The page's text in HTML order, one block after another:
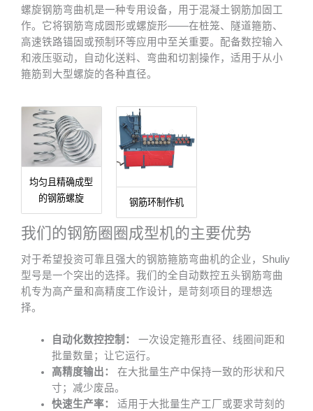
螺旋钢筋弯曲机是一种专用设备，用于混凝土钢筋加固工
作。它将钢筋弯成圆形或螺旋形——在桩笼、隧道箍筋、
高速铁路锚固或预制环等应用中至关重要。配备数控输入
和液压驱动，自动化送料、弯曲和切割操作，适用于从小
箍筋到大型螺旋的各种直径。
均匀且精确成型
的钢筋螺旋
钢筋环制作机
我们的钢筋圈圈成型机的主要优势
对于希望投资可靠且强大的钢筋箍筋弯曲机的企业，Shuliy
型号是一个突出的选择。我们的全自动数控五头钢筋弯曲
机专为高产量和高精度工作设计，是苛刻项目的理想选
择。
自动化数控控制：
一次设定箍形直径、线圈间距和
批量数量；让它运行。
高精度输出： 在大批量生产中保持一致的形状和尺
寸；减少废品。
快速生产率： 适用于大批量生产工厂或要求苛刻的